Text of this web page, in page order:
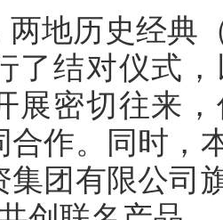
两地历史经典
了结对仪式
展密切往来
合作。同时，
集团有限公司